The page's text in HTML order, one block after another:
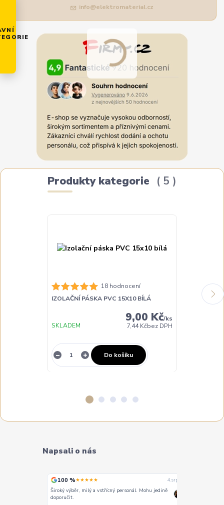
info@elektromaterial.cz
Produkty kategorie 5
18 hodnocení
IZOLAČNÍ PÁSKA PVC 15X10 BÍLÁ
9,00 Kč/ks
7,44 Kčbez DPH
SKLADEM
Do košíku
IZOLAČNÍ
Napsali o nás
100 %★★★★★ 4. srpna
Široký výběr, milý a vstřícný personál. Mohu jedině
doporučit.